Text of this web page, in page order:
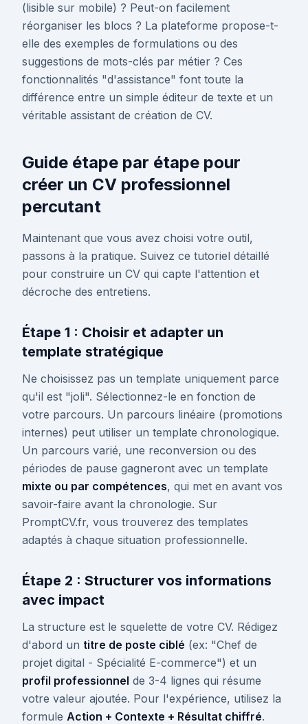
(lisible sur mobile) ? Peut-on facilement
réorganiser les blocs ? La plateforme propose-t-
elle des exemples de formulations ou des
suggestions de mots-clés par métier ? Ces
fonctionnalités "d'assistance" font toute la
différence entre un simple éditeur de texte et un
véritable assistant de création de CV.
Guide étape par étape pour
créer un CV professionnel
percutant
Maintenant que vous avez choisi votre outil,
passons à la pratique. Suivez ce tutoriel détaillé
pour construire un CV qui capte l'attention et
décroche des entretiens.
Étape 1 : Choisir et adapter un
template stratégique
Ne choisissez pas un template uniquement parce
qu'il est "joli". Sélectionnez-le en fonction de
votre parcours. Un parcours linéaire (promotions
internes) peut utiliser un template chronologique.
Un parcours varié, une reconversion ou des
périodes de pause gagneront avec un template
mixte ou par compétences, qui met en avant vos
savoir-faire avant la chronologie. Sur
PromptCV.fr, vous trouverez des templates
adaptés à chaque situation professionnelle.
Étape 2 : Structurer vos informations
avec impact
La structure est le squelette de votre CV. Rédigez
d'abord un titre de poste ciblé (ex: "Chef de
projet digital - Spécialité E-commerce") et un
profil professionnel de 3-4 lignes qui résume
votre valeur ajoutée. Pour l'expérience, utilisez la
formule Action + Contexte + Résultat chiffré.